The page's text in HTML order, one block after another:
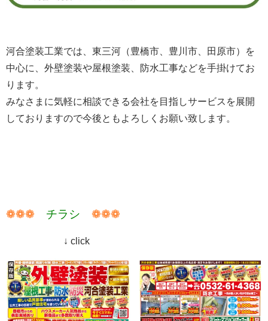
河合塗装工業では、東三河（豊橋市、豊川市、田原市）を
中心に、外壁塗装や屋根塗装、防水工事などを手掛けてお
ります。
みなさまに気軽に相談できる会社を目指しサービスを展開
しておりますので今後ともよろしくお願い致します。
❁❁❁ チラシ ❁❁❁
↓ click